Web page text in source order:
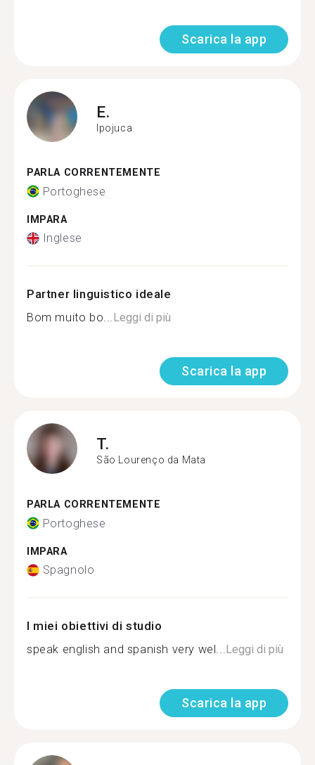
Scarica la app
E.
Ipojuca
PARLA CORRENTEMENTE
Portoghese
IMPARA
Inglese
Partner linguistico ideale
Bom muito bo...Leggi di più
Scarica la app
T.
São Lourenço da Mata
PARLA CORRENTEMENTE
Portoghese
IMPARA
Spagnolo
I miei obiettivi di studio
speak english and spanish very wel...Leggi di più
Scarica la app